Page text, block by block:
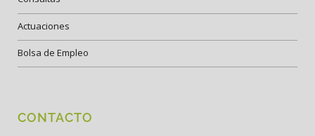
Actuaciones
Bolsa de Empleo
CONTACTO